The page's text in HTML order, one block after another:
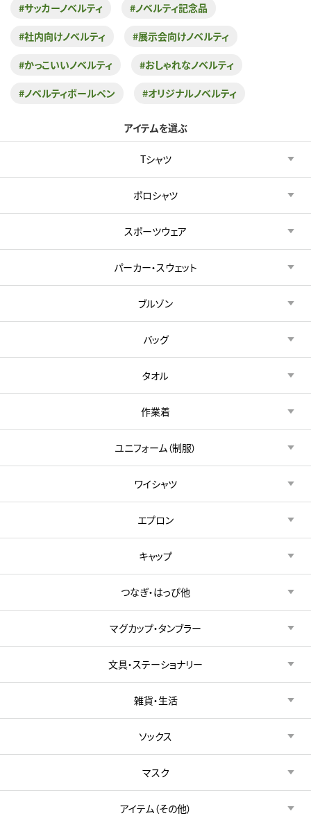
#サッカーノベルティ #ノベルティ記念品
#社内向けノベルティ #展示会向けノベルティ
#かっこいいノベルティ #おしゃれなノベルティ
#ノベルティボールペン #オリジナルノベルティ
アイテムを選ぶ
Tシャツ
ポロシャツ
スポーツウェア
パーカー・スウェット
ブルゾン
バッグ
タオル
作業着
ユニフォーム（制服）
ワイシャツ
エプロン
キャップ
つなぎ・はっぴ他
マグカップ・タンブラー
文具・ステーショナリー
雑貨・生活
ソックス
マスク
アイテム（その他）